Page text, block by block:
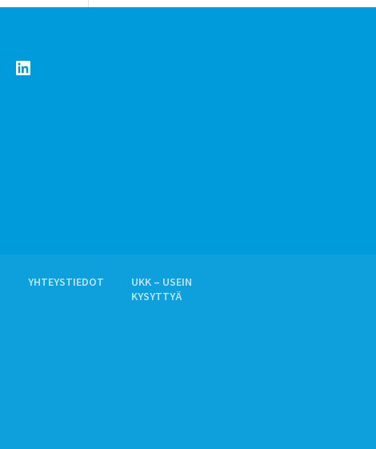
LinkedIn
YHTEYSTIEDOT
UKK – USEIN
KYSYTTYÄ